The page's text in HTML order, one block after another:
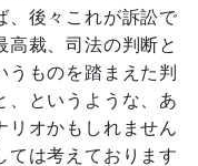
、後々これが訴訟で
高裁、司法の判断と
ものを踏まえた判
、というような、あ
リオかもしれません
ては考えております